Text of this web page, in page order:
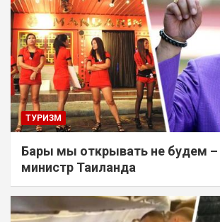
ТУРИЗМ
Бары мы открывать не будем –
министр Таиланда